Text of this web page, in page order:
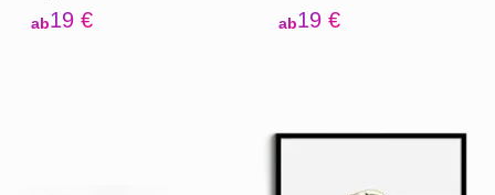
ab19 € ab19 €